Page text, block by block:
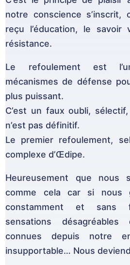
notre conscience s’inscrit,
reçu l’éducation, le
résistance.
Le refoulement est
mécanismes de défense
plus puissant.
C’est un faux oubli,
n’est pas définitif.
Le premier refoulement,
complexe d’Œdipe.
Heureusement que nous
comme cela car si nous
constamment et sans
sensations
connues depuis notre
insupportable… Nous